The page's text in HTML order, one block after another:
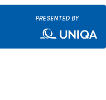
PRESENTED BY